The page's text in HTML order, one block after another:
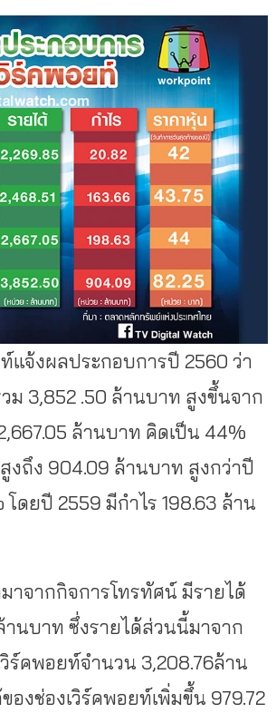
แจ้งผลประกอบการปี 2560 ว่า
ม 3,852 .50 ล้านบาท สูงขึ้นจาก
ล้านบาท คิดเป็น 44%
งถึง 904.09 ล้านบาท สูงกว่าปี
โดยปี 2559 มีกำไร 198.63 ล้าน
าจากกิจการโทรทัศน์ มีรายได้
านบาท ซึ่งรายได้ส่วนนี้มาจาก
ร์คพอยท์จำนวน 3,208.76ล้าน
องช่องเวิร์คพอยท์เพิ่มขึ้น 979.72